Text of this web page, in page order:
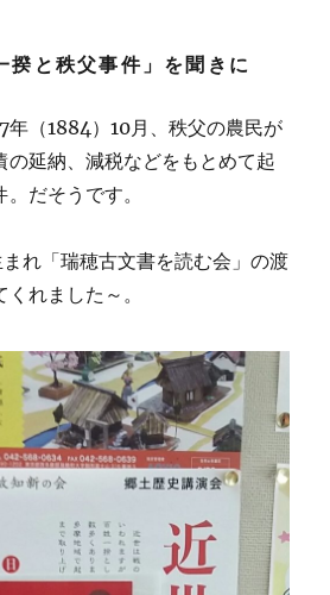
揆と秩父事件」を聞きに
年（1884）10月、秩父の農民が
の延納、減税などをもとめて起
だそうです。
れ「瑞穂古文書を読む会」の渡
れました～。